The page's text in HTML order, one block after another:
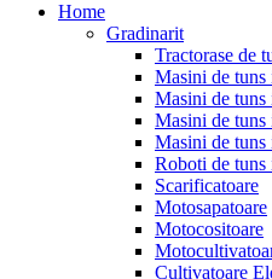
Home
Gradinarit
Tractorase de
Masini de tuns
Masini de
Masini de tuns
Masini de tuns
Roboti de tuns
Scarificatoare
Motosapatoare
Motocositoare
Cultivatoare